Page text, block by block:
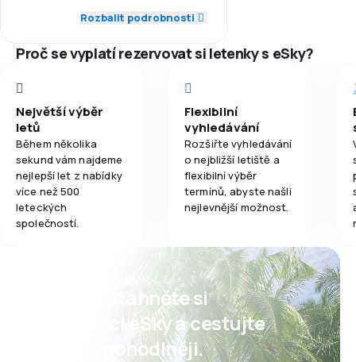
1,0
Síť spojení 3,0
4,0
Komfort cestování 4,0
Přeprava zavazadel 4,0
Jídla 4,0
Rozbalit podrobnosti
Proč se vyplatí rezervovat si letenky s eSky?
Největší výběr
letů
Během několika
sekund vám najdeme
nejlepší let z nabídky
více než 500
leteckých
společností.
Flexibilní
vyhledávání
Rozšiřte vyhledávání
o nejbližší letiště a
flexibilní výběr
termínů, abyste našli
nejlevnější možnost.
Psst! Stáhněte si
aplikaci eSky a cestujte
ještě pohodlněji.